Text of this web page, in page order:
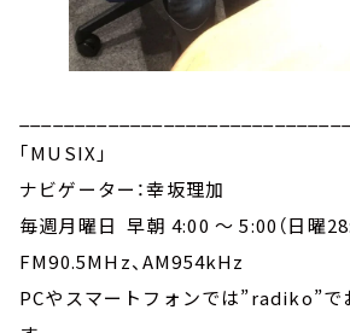
｢MUSIX｣
ナビゲーター：幸坂理加
毎週月曜日 早朝 4:00 ～ 5:00（日曜
FM90.5MHz、AM954kHz
PCやスマートフォンでは”radiko”で